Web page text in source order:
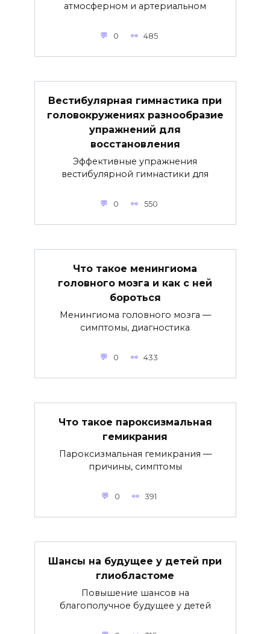
атмосферном и артериальном
0 485
Вестибулярная гимнастика при
головокружениях разнообразие
упражнений для
восстановления
Эффективные упражнения
вестибулярной гимнастики для
0 550
Что такое менингиома
головного мозга и как с ней
бороться
Менингиома головного мозга —
симптомы, диагностика
0 433
Что такое пароксизмальная
гемикрания
Пароксизмальная гемикрания —
причины, симптомы
0 391
Шансы на будущее у детей при
глиобластоме
Повышение шансов на
благополучное будущее у детей